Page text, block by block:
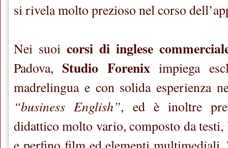
si rivela molto prezioso nel corso
Nei suoi corsi di inglese
Padova,Studio Foreniximpiega
madrelingua e con solida esperienza
“business English”, ed è inoltre
didattico molto vario, composto da testi,